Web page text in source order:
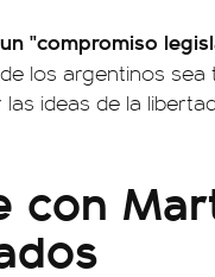
"compromiso
de los argentinos sea
ideas de la
con